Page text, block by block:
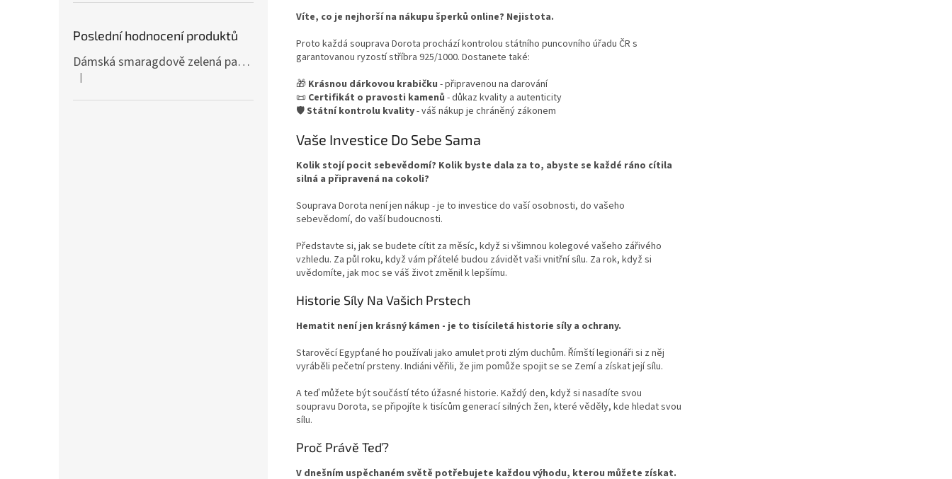
Poslední hodnocení produktů
Dámská smaragdově zelená pašmína P81 / Dámská smaragdově zelená šála
Hodnocení produktu je 4 z 5 hvězdiček.
|
Víte, co je nejhorší na nákupu šperků online? Nejistota.
Proto každá souprava Dorota prochází kontrolou státního puncovního úřadu ČR s
garantovanou ryzostí stříbra 925/1000. Dostanete také:
🎁 Krásnou dárkovou krabičku - připravenou na darování
📜 Certifikát o pravosti kamenů - důkaz kvality a autenticity
🛡️Státní kontrolu kvality- váš nákup je chráněný zákonem
Vaše Investice Do Sebe Sama
Kolik stojí pocit sebevědomí? Kolik byste dala za to, abyste se každé ráno cítila
silná a připravená na cokoli?
Souprava Dorota není jen nákup - je to investice do vaší osobnosti, do vašeho
sebevědomí, do vaší budoucnosti.
Představte si, jak se budete cítit za měsíc, když si všimnou kolegové vašeho zářivého
vzhledu. Za půl roku, když vám přátelé budou závidět vaši vnitřní sílu. Za rok, když si
uvědomíte, jak moc se váš život změnil k lepšímu.
Historie Síly Na Vašich Prstech
Hematit není jen krásný kámen - je to tisíciletá historie síly a ochrany.
Starověcí Egypťané ho používali jako amulet proti zlým duchům. Římští legionáři si z něj
vyráběli pečetní prsteny. Indiáni věřili, že jim pomůže spojit se se Zemí a získat její sílu.
A teď můžete být součástí této úžasné historie. Každý den, když si nasadíte svou
soupravu Dorota, se připojíte k tisícům generací silných žen, které věděly, kde hledat svou
sílu.
Proč Právě Teď?
V dnešním uspěchaném světě potřebujete každou výhodu, kterou můžete získat.